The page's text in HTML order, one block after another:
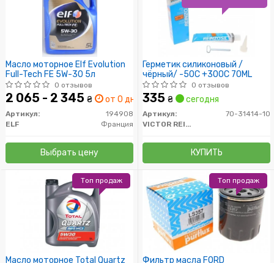
Масло моторное Elf Evolution
Full-Tech FE 5W-30 5л
0 отзывов
2 065 - 2 345 ₴ от 0 дн.
Артикул:
194908
ELF
Франция
Выбрать цену
Герметик силиконовый /
чёрный/ -50C +300C 70ML
0 отзывов
335 ₴ сегодня
Артикул:
70-31414-10
VICTOR REINZ
КУПИТЬ
Масло моторное Total Quartz
Топ продаж
Фильтр масла FORD
Топ продаж